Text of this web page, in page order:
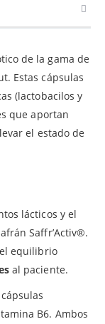
de la gama de
Estas cápsulas
(lactobacilos y
que aportan
el estado de
lácticos y el
Saffr’Activ®.
equilibrio
al paciente.
B6. Ambos